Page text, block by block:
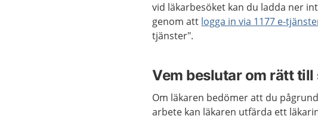
vid läkarbesöket kan du ladda ner
genom att logga in via 1177 e-
tjänster".
Vem beslutar om rätt
Om läkaren bedömer att du
arbete kan läkaren utfärda ett